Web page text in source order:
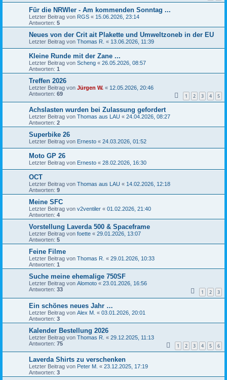
Für die NRWler - Am kommenden Sonntag ...
Letzter Beitrag von RGS « 15.06.2026, 23:14
Antworten: 5
Neues von der Crit ait Plakette und Umweltzoneb in der EU
Letzter Beitrag von Thomas R. « 13.06.2026, 11:39
Kleine Runde mit der Zane ...
Letzter Beitrag von Scheng « 26.05.2026, 08:57
Antworten: 1
Treffen 2026
Letzter Beitrag von Jürgen W. « 12.05.2026, 20:46
Antworten: 69 1 2 3 4 5
Achslasten wurden bei Zulassung gefordert
Letzter Beitrag von Thomas aus LAU « 24.04.2026, 08:27
Antworten: 2
Superbike 26
Letzter Beitrag von Ernesto « 24.03.2026, 01:52
Moto GP 26
Letzter Beitrag von Ernesto « 28.02.2026, 16:30
OCT
Letzter Beitrag von Thomas aus LAU « 14.02.2026, 12:18
Antworten: 9
Meine SFC
Letzter Beitrag von v2ventiler « 01.02.2026, 21:40
Antworten: 4
Vorstellung Laverda 500 & Spaceframe
Letzter Beitrag von foette « 29.01.2026, 13:07
Antworten: 5
Feine Filme
Letzter Beitrag von Thomas R. « 29.01.2026, 10:33
Antworten: 1
Suche meine ehemalige 750SF
Letzter Beitrag von Alomoto « 23.01.2026, 16:56
Antworten: 33 1 2 3
Ein schönes neues Jahr …
Letzter Beitrag von Alex M. « 03.01.2026, 20:01
Antworten: 3
Kalender Bestellung 2026
Letzter Beitrag von Thomas R. « 29.12.2025, 11:13
Antworten: 75 1 2 3 4 5 6
Laverda Shirts zu verschenken
Letzter Beitrag von Peter M. « 23.12.2025, 17:19
Antworten: 3